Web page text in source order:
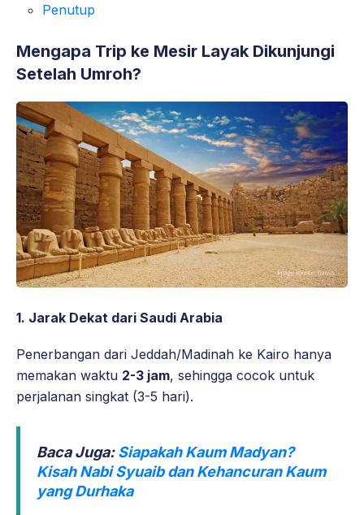
Penutup
Mengapa Trip ke Mesir Layak Dikunjungi
Setelah Umroh?
1. Jarak Dekat dari Saudi Arabia
Penerbangan dari Jeddah/Madinah ke Kairo hanya
memakan waktu 2-3 jam, sehingga cocok untuk
perjalanan singkat (3-5 hari).
Baca Juga:Siapakah Kaum Madyan?
Kisah Nabi Syuaib dan Kehancuran Kaum
yang Durhaka